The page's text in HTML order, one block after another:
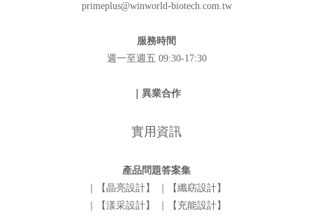
primeplus@winworld-biotech.com.tw
服務時間
週一至週五 09:30-17:30
｜異業合作
實用資訊
產品問題答案集
｜【晶亮設計】
｜【纖窈設計】
｜【漾采設計】
｜【充能設計】